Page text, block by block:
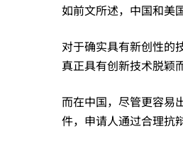
揭
秘
美
如前文所述，中国和美
对于确实具有新创性的
真正具有创新技术脱颖
而在中国，尽管更容
件，申请人通过合理抗